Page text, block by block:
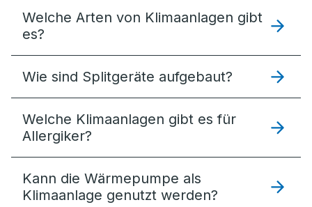
Welche Arten von Klimaanlagen gibt
es?
Wie sind Splitgeräte aufgebaut?
Welche Klimaanlagen gibt es für
Allergiker?
Kann die Wärmepumpe als
Klimaanlage genutzt werden?